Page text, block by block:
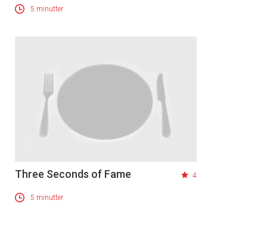
5 minutter
Three Seconds of Fame 4
5 minutter